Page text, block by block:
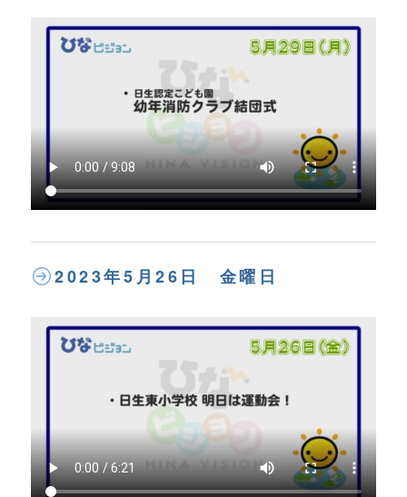
2023年5月26日 金曜日